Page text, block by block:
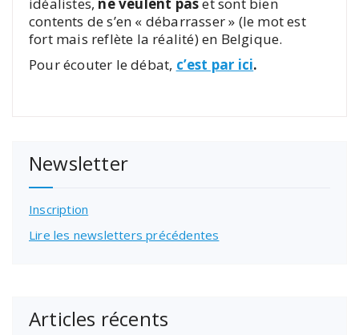
contents de s’en « débarrasser » (le mot est
fort mais reflète la réalité) en Belgique.
Pour écouter le débat, c’est par ici.
Newsletter
Inscription
Lire les newsletters précédentes
Articles récents